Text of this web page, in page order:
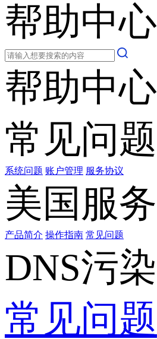
帮助中心
帮助中心
常见问题
系统问题 账户管理 服务协议
美国服
产品简介 操作指南 常见问题
DNS污
常见问题